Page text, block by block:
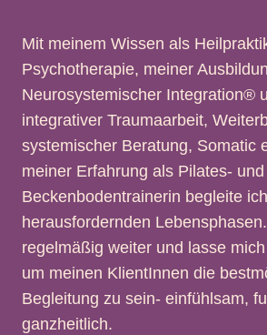
Mit meinem Wissen als
Psychotherapie, meiner
Neurosystemischer Integration®
integrativer Traumaarbeit,
systemischer Beratung, Somatic
meiner Erfahrung als Pilates- und
Beckenbodentrainerin begleite
herausfordernden
regelmäßig weiter und lasse
um meinen KlientInnen die
Begleitung zu sein- einfühlsam,
ganzheitlich.